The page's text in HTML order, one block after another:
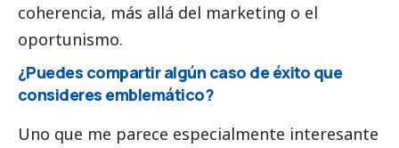
coherencia, más allá del marketing o el
oportunismo.
¿Puedes compartir algún caso de éxito que
consideres emblemático?
Uno que me parece especialmente interesante